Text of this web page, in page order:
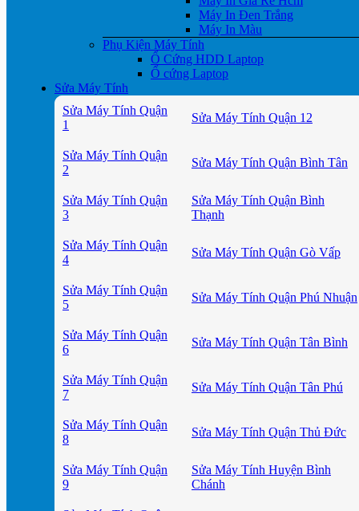
Máy In Đen Trắng
Máy In Màu
Phụ Kiện Máy Tính
Ổ Cứng HDD Laptop
Ổ cứng Laptop
Sửa Máy Tính
Sửa Máy Tính Quận
1
Sửa Máy Tính Quận 12
Sửa Máy Tính Quận
2
Sửa Máy Tính Quận Bình Tân
Sửa Máy Tính Quận
3
Sửa Máy Tính Quận Bình
Thạnh
Sửa Máy Tính Quận
4
Sửa Máy Tính Quận Gò Vấp
Sửa Máy Tính Quận
5
Sửa Máy Tính Quận Phú Nhuận
Sửa Máy Tính Quận
6
Sửa Máy Tính Quận Tân Bình
Sửa Máy Tính Quận
7
Sửa Máy Tính Quận Tân Phú
Sửa Máy Tính Quận
8
Sửa Máy Tính Quận Thủ Đức
Sửa Máy Tính Quận
9
Sửa Máy Tính Huyện Bình
Chánh